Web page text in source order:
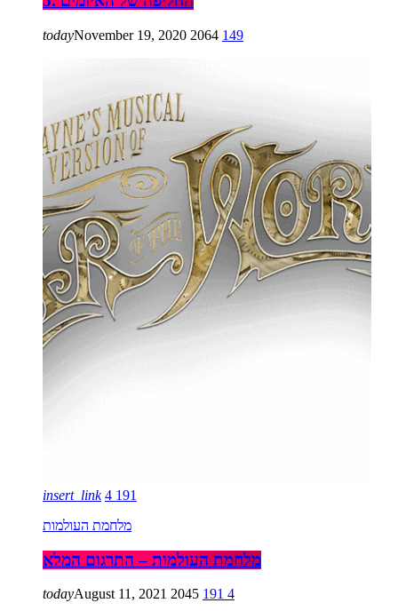
todayNovember 19, 2020 2064 149
insert_link 4 191
מלחמת העולמות
מלחמת העולמות – התרגום המלא
todayAugust 11, 2021 2045 191 4